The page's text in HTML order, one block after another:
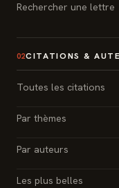
Rechercher une lettre
02CITATIONS &
Toutes les citations
Par thèmes
Par auteurs
Les plus belles